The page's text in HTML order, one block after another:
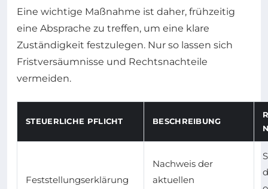
Eine wichtige Maßnahme ist daher, frühzeitig
eine Absprache zu treffen, um eine klare
Zuständigkeit festzulegen. Nur so lassen sich
Fristversäumnisse und Rechtsnachteile
vermeiden.
STEUERLICHE PFLICHT BESCHREIBUNG
Feststellungserklärung
Nachweis der
aktuellen